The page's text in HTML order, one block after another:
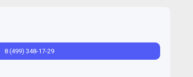
8 (499) 348-17-29